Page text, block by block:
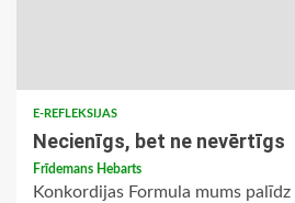
E-REFLEKSIJAS
Necienīgs, bet ne nevērtīgs
Frīdemans Hebarts
Konkordijas Formula mums